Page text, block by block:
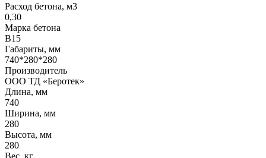
Расход бетона, м3
0,30
Марка бетона
В15
Габариты, мм
740*280*280
Производитель
ООО ТД «Беротек»
Длина, мм
740
Ширина, мм
280
Высота, мм
280
Вес, кг